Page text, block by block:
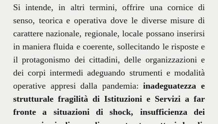
Si intende, in altri termini, offrire una cornice di
senso, teorica e operativa dove le diverse misure di
carattere nazionale, regionale, locale possano inserirsi
in maniera fluida e coerente, sollecitando le risposte e
il protagonismo dei cittadini, delle organizzazioni e
dei corpi intermedi adeguando strumenti e modalità
operative appresi dalla pandemia:inadeguatezza e
strutturale fragilità di Istituzioni e Servizi a far
fronte a situazioni di shock, insufficienza dei